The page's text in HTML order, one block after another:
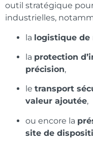
outil stratégique
industrielles,
la logistique de
la protection
précision,
le transport
valeur ajoutée,
ou encore la
site de